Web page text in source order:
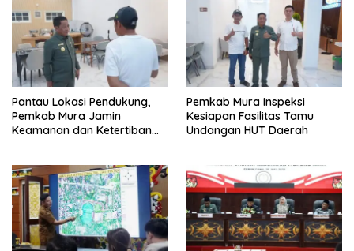
Pantau Lokasi Pendukung,
Pemkab Mura Jamin
Keamanan dan Ketertiban
Pemkab Mura Inspeksi
Kesiapan Fasilitas Tamu
Undangan HUT Daerah